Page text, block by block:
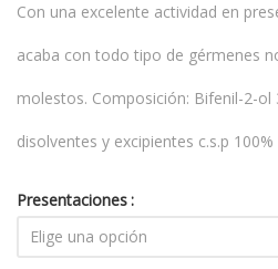
Con una excelente actividad en
acaba con todo tipo de gérmenes
molestos. Composición: Bifenil-2-
disolventes y excipientes c.s.p 100%
Presentaciones